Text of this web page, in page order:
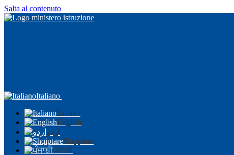
Salta al contenuto
Italiano
Italiano
English
اردو
Shqiptare
ਪੰਜਾਬੀ